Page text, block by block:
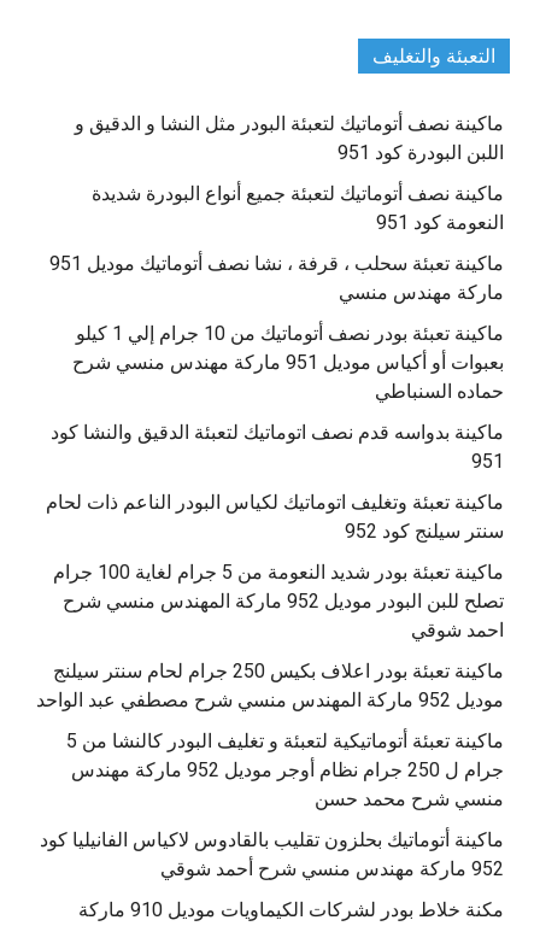
التعبئة والتغليف
ماكينة نصف أتوماتيك لتعبئة البودر مثل النشا و الدقيق و
اللبن البودرة كود 951
ماكينة نصف أتوماتيك لتعبئة جميع أنواع البودرة شديدة
النعومة كود 951
ماكينة تعبئة سحلب ، قرفة ، نشا نصف أتوماتيك موديل 951
ماركة مهندس منسي
ماكينة تعبئة بودر نصف أتوماتيك من 10 جرام إلي 1 كيلو
بعبوات أو أكياس موديل 951 ماركة مهندس منسي شرح
حماده السنباطي
ماكينة بدواسه قدم نصف اتوماتيك لتعبئة الدقيق والنشا كود
951
ماكينة تعبئة وتغليف اتوماتيك لكياس البودر الناعم ذات لحام
سنتر سيلنج كود 952
ماكينة تعبئة بودر شديد النعومة من 5 جرام لغاية 100 جرام
تصلح للبن البودر موديل 952 ماركة المهندس منسي شرح
احمد شوقي
ماكينة تعبئة بودر اعلاف بكيس 250 جرام لحام سنتر سيلنج
موديل 952 ماركة المهندس منسي شرح مصطفي عبد الواحد
ماكينة تعبئة أتوماتيكية لتعبئة و تغليف البودر كالنشا من 5
جرام ل 250 جرام نظام أوجر موديل 952 ماركة مهندس
منسي شرح محمد حسن
‫ماكينة أتوماتيك بحلزون تقليب بالقادوس لاكياس الفانيليا كود
مكنة خلاط بودر لشركات الكيماويات موديل 910 ماركة